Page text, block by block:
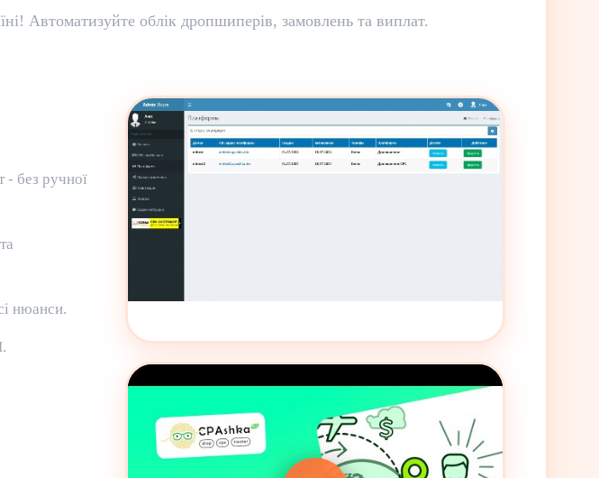
Автоматизуйте облік дропшиперів, замовлень та виплат.
- без ручної
нюанси.